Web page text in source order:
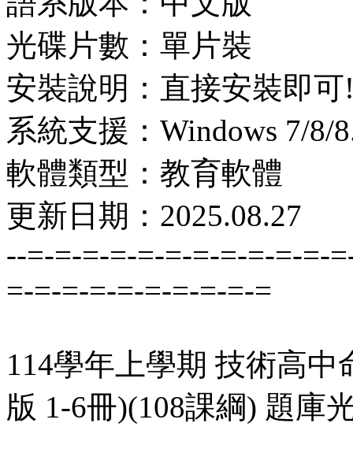
光碟片數：單片裝
安裝說明：直接安裝即可
系統支援：Windows 7/8/
軟體類型：教育軟體
更新日期：2025.08.27
--=-=-=-=-=-=-=-=-=-=-=-
=-=-=-=-=-=-=-=-=-=
114學年上學期 技術高
版 1-6冊)(108課綱) 題庫